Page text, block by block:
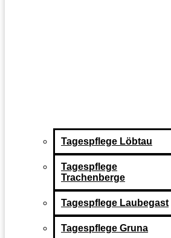
Tagespflege Löbtau
Tagespflege
Trachenberge
Tagespflege Laubegast
Tagespflege Gruna